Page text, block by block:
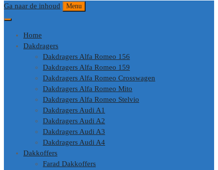
Ga naar de inhoud
Menu
Home
Dakdragers
Dakdragers Alfa Romeo 156
Dakdragers Alfa Romeo 159
Dakdragers Alfa Romeo Crosswagen
Dakdragers Alfa Romeo Mito
Dakdragers Alfa Romeo Stelvio
Dakdragers Audi A1
Dakdragers Audi A2
Dakdragers Audi A3
Dakdragers Audi A4
Dakkoffers
Farad Dakkoffers